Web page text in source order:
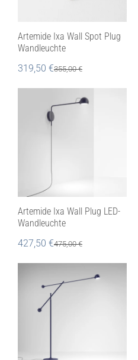
Artemide Ixa Wall Spot Plug
Wandleuchte
319,50 €355,00€
Artemide Ixa Wall Plug LED-
Wandleuchte
427,50 €475,00€